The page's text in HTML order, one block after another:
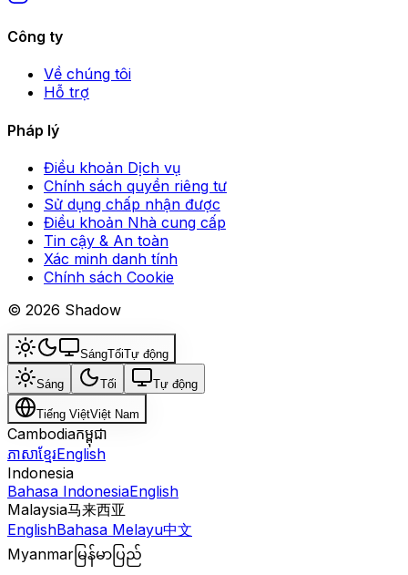
Công ty
Về chúng tôi
Hỗ trợ
Pháp lý
Điều khoản Dịch vụ
Chính sách quyền riêng tư
Sử dụng chấp nhận được
Điều khoản Nhà cung cấp
Tin cậy & An toàn
Xác minh danh tính
Chính sách Cookie
© 2026 Shadow
SángTốiTự động
Sáng Tối Tự động
Tiếng ViệtViệt Nam
Cambodiaកម្ពុជា
ភាសាខ្មែរEnglish
Indonesia
Bahasa IndonesiaEnglish
Malaysia马来西亚
EnglishBahasa Melayu中文
Myanmar မြန်မာပြည်